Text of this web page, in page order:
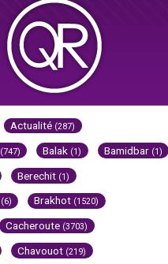
Actualité (287)
(747) Balak (1) Bamidbar (1)
Berechit (1)
(6) Brakhot (1520)
Cacheroute (3703)
Chavouot (219)